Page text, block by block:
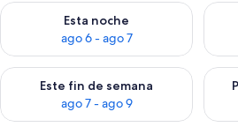
Esta noche
ago 6 - ago 7
Consulta la disponibilidad para esta
Este fin de semana
ago 7 - ago 9
Consulta la disponibilidad para este